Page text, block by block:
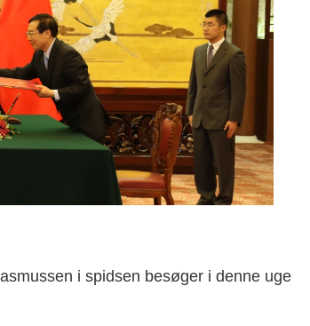
i spidsen besøger i denne uge